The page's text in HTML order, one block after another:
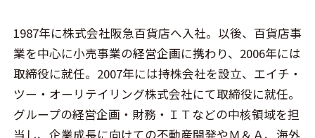
1987年に株式会社阪急百貨店へ入社。以後、百貨店事
業を中心に小売事業の経営企画に携わり、2006年には
取締役に就任。2007年には持株会社を設立、エイチ・
ツー・オーリテイリング株式会社にて取締役に就任。
グループの経営企画・財務・ＩＴなどの中核領域を担